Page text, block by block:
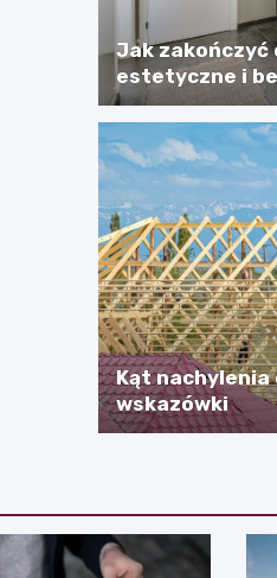
Jak
estetyczne i
Kąt
wskazówki